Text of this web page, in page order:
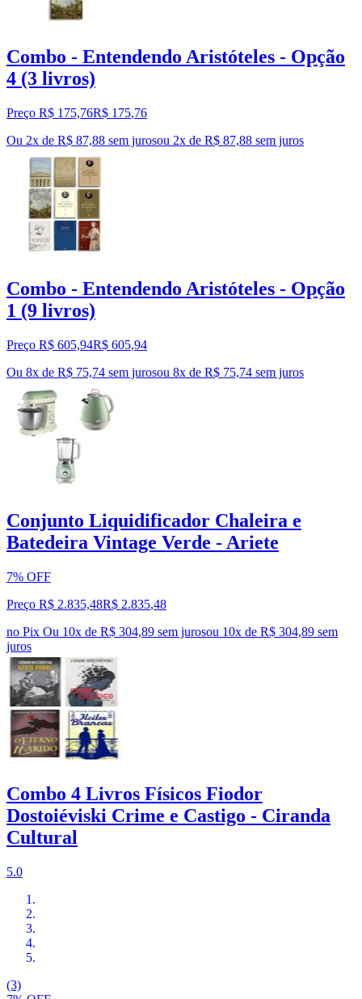
Combo - Entendendo Aristóteles - Opção
4 (3 livros)
Preço R$ 175,76R$ 175,76
Ou 2x de R$ 87,88 sem jurosou 2x de R$ 87,88 sem juros
Combo - Entendendo Aristóteles - Opção
1 (9 livros)
Preço R$ 605,94R$ 605,94
Ou 8x de R$ 75,74 sem jurosou 8x de R$ 75,74 sem juros
Conjunto Liquidificador Chaleira e
Batedeira Vintage Verde - Ariete
7% OFF
Preço R$ 2.835,48R$ 2.835,48
no Pix Ou 10x de R$ 304,89 sem jurosou 10x de R$ 304,89 sem
juros
Combo 4 Livros Físicos Fiodor
Dostoiéviski Crime e Castigo - Ciranda
Cultural
5.0
(3)